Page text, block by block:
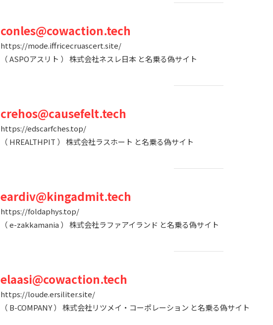
conles@cowaction.tech
https://mode.iffricecruascert.site/
（ ASPOアスリト ） 株式会社ネスレ日本 と名乗る偽サイト
crehos@causefelt.tech
https://edscarfches.top/
（ HREALTHPIT ） 株式会社ラスホート と名乗る偽サイト
eardiv@kingadmit.tech
https://foldaphys.top/
（ e-zakkamania ） 株式会社ラファアイランド と名乗る偽サイト
elaasi@cowaction.tech
https://loude.ersiliter.site/
（ B-COMPANY ） 株式会社リツメイ・コーポレーション と名乗る偽サイト